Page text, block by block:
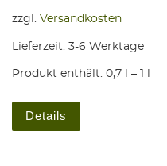
zzgl. Versandkosten
Lieferzeit: 3-6 Werktage
Produkt enthält: 0,7 – 1
Details